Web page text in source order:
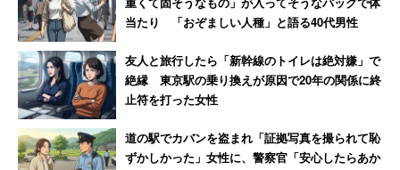
当たり 「おぞましい人種」と語る40代男性
友人と旅行したら「新幹線のトイレは絶対嫌」で
絶縁 東京駅の乗り換えが原因で20年の関係に終
止符を打った女性
道の駅でカバンを盗まれ「証拠写真を撮られて恥
ずかしかった」女性に、警察官「安心したらあか